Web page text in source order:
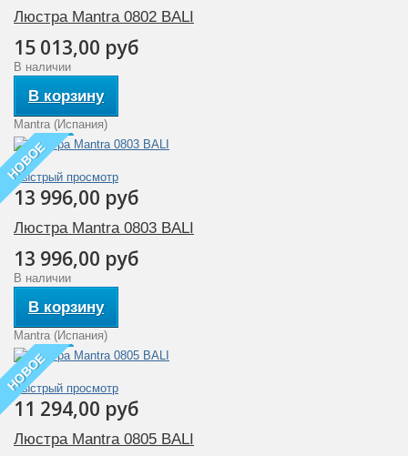
Люстра Mantra 0802 BALI
15 013,00 руб
В наличии
В корзину
Mantra (Испания)
Быстрый просмотр
13 996,00 руб
НОВОЕ
Люстра Mantra 0803 BALI
13 996,00 руб
В наличии
В корзину
Mantra (Испания)
Быстрый просмотр
11 294,00 руб
НОВОЕ
Люстра Mantra 0805 BALI